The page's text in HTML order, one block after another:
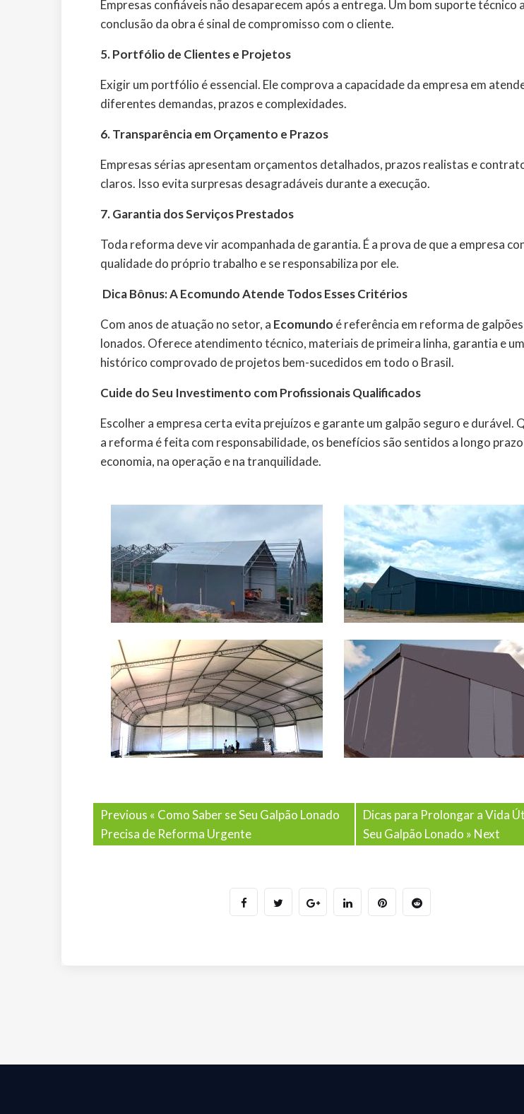
Empresas confiáveis não desaparecem após a entrega. Um bom suporte técnico
conclusão da obra é sinal de compromisso com o cliente.
5. Portfólio de Clientes e Projetos
Exigir um portfólio é essencial. Ele comprova a capacidade da empresa em
diferentes demandas, prazos e complexidades.
6. Transparência em Orçamento e Prazos
Empresas sérias apresentam orçamentos detalhados, prazos realistas e
claros. Isso evita surpresas desagradáveis durante a execução.
7. Garantia dos Serviços Prestados
Toda reforma deve vir acompanhada de garantia. É a prova de que a empresa
qualidade do próprio trabalho e se responsabiliza por ele.
Dica Bônus: A Ecomundo Atende Todos Esses Critérios
Com anos de atuação no setor, a Ecomundo é referência em reforma de galpões
lonados. Oferece atendimento técnico, materiais de primeira linha, garantia e um
histórico comprovado de projetos bem-sucedidos em todo o Brasil.
Cuide do Seu Investimento com Profissionais Qualificados
Escolher a empresa certa evita prejuízos e garante um galpão seguro e durável.
a reforma é feita com responsabilidade, os benefícios são sentidos a longo
economia, na operação e na tranquilidade.
Previous « Como Saber se Seu Galpão Lonado
Precisa de Reforma Urgente
Dicas para Prolongar a Vida
Seu Galpão Lonado » Next